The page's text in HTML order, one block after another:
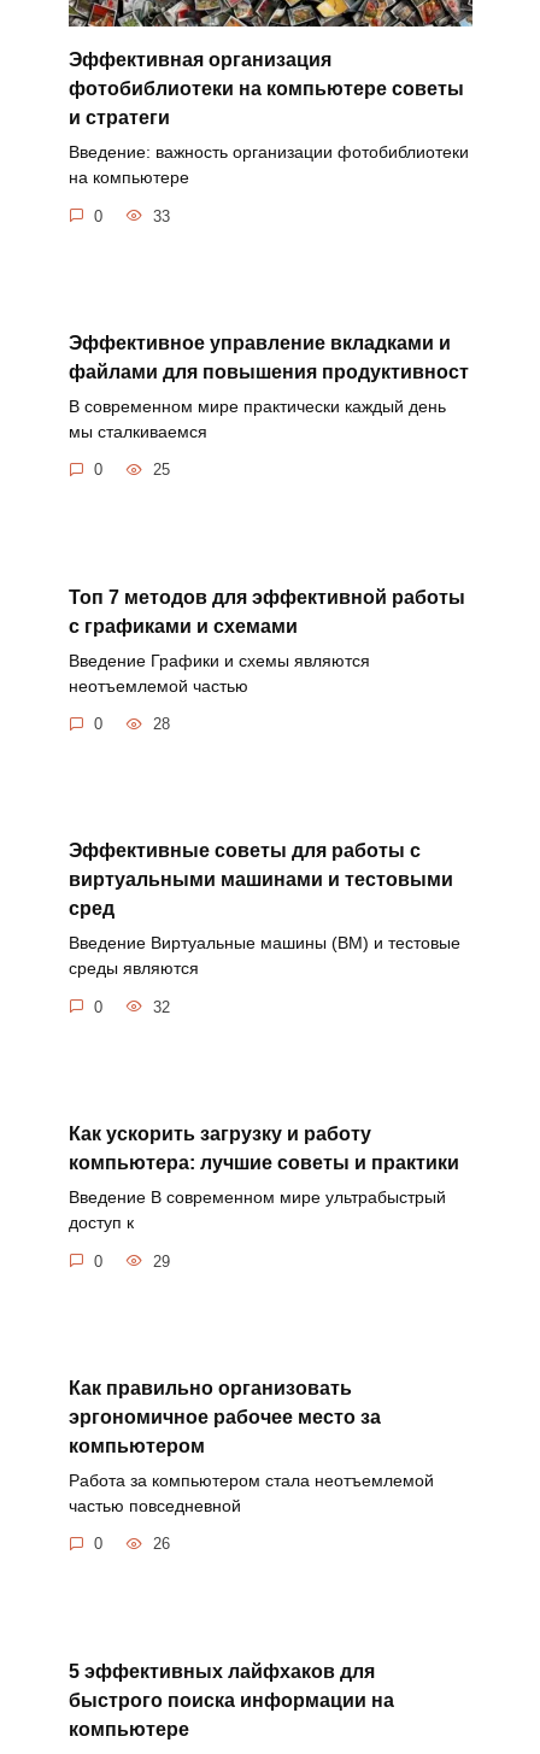
Эффективная организация
фотобиблиотеки на компьютере советы
и стратеги
Введение: важность организации фотобиблиотеки
на компьютере
0 33
Эффективное управление вкладками и
файлами для повышения продуктивност
В современном мире практически каждый день
мы сталкиваемся
0 25
Топ 7 методов для эффективной работы
с графиками и схемами
Введение Графики и схемы являются
неотъемлемой частью
0 28
Эффективные советы для работы с
виртуальными машинами и тестовыми
сред
Введение Виртуальные машины (ВМ) и тестовые
среды являются
0 32
Как ускорить загрузку и работу
компьютера: лучшие советы и практики
Введение В современном мире ультрабыстрый
доступ к
0 29
Как правильно организовать
эргономичное рабочее место за
компьютером
Работа за компьютером стала неотъемлемой
частью повседневной
0 26
5 эффективных лайфхаков для
быстрого поиска информации на
компьютере